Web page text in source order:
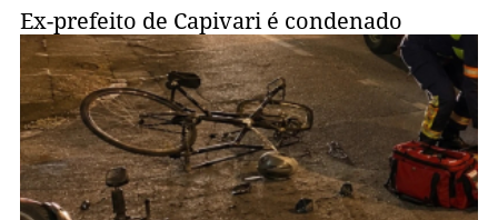
Ex-prefeito de Capivari é condenado